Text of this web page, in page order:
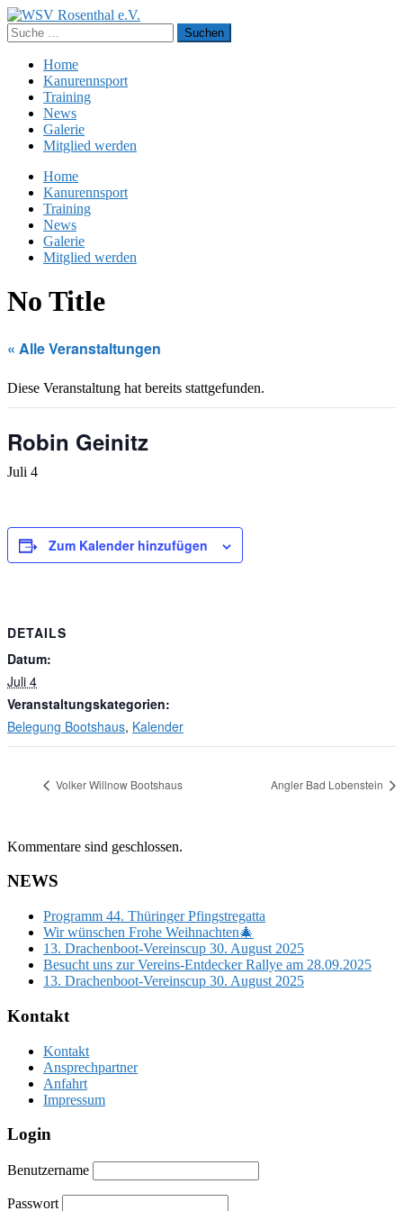
Home
Kanurennsport
Training
News
Galerie
Mitglied werden
Home
Kanurennsport
Training
News
Galerie
Mitglied werden
No Title
« Alle Veranstaltungen
Diese Veranstaltung hat bereits stattgefunden.
Robin Geinitz
Juli 4
Zum Kalender hinzufügen
DETAILS
Datum:
Juli 4
Veranstaltungskategorien:
Belegung Bootshaus, Kalender
Volker Willnow Bootshaus Angler Bad Lobenstein
Kommentare sind geschlossen.
NEWS
Programm 44. Thüringer Pfingstregatta
Wir wünschen Frohe Weihnachten🎄
13. Drachenboot-Vereinscup 30. August 2025
Besucht uns zur Vereins-Entdecker Rallye am 28.09.2025
13. Drachenboot-Vereinscup 30. August 2025
Kontakt
Kontakt
Ansprechpartner
Anfahrt
Impressum
Login
Benutzername
Passwort